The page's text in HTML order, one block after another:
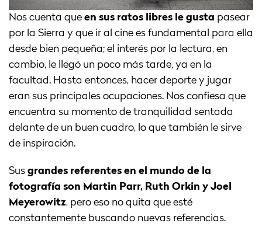
Nos cuenta que en sus ratos libres le gusta pasear
por la Sierra y que ir al cine es fundamental para ella
desde bien pequeña; el interés por la lectura, en
cambio, le llegó un poco más tarde, ya en la
facultad. Hasta entonces, hacer deporte y jugar
eran sus principales ocupaciones. Nos confiesa que
encuentra su momento de tranquilidad sentada
delante de un buen cuadro, lo que también le sirve
de inspiración.
Sus grandes referentes en el mundo de la
fotografía son Martin Parr, Ruth Orkin y Joel
Meyerowitz, pero eso no quita que esté
constantemente buscando nuevas referencias.